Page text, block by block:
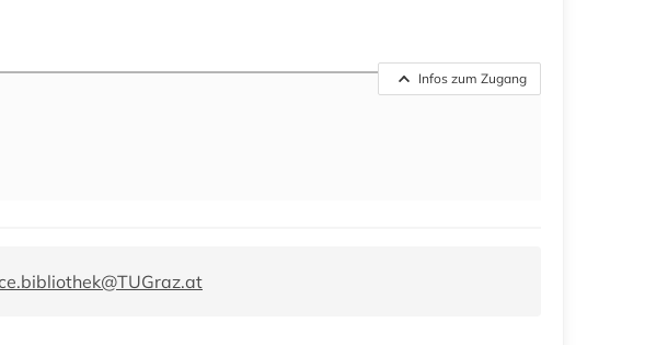
Infos zum Zugang